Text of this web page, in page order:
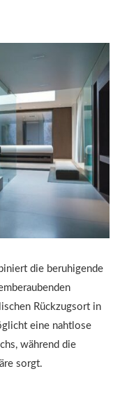
die beruhigende
Rückzugsort in
eine nahtlose
während die
sorgt.